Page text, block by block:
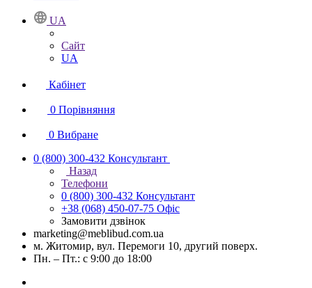
UA
Сайт
UA
Кабінет
0 Порівняння
0 Вибране
0 (800) 300-432 Консультант
Назад
Телефони
0 (800) 300-432 Консультант
+38 (068) 450-07-75 Офіс
Замовити дзвінок
marketing@meblibud.com.ua
м. Житомир, вул. Перемоги 10, другий поверх.
Пн. – Пт.: с 9:00 до 18:00